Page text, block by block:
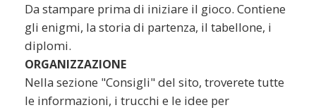
Da stampare prima di iniziare il gioco. Contiene
gli enigmi, la storia di partenza, il tabellone, i
diplomi.
ORGANIZZAZIONE
Nella sezione "Consigli" del sito, troverete tutte
le informazioni, i trucchi e le idee per